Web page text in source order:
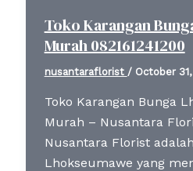
Toko Karangan
Murah 082161241200
nusantaraflorist / October 31,
Toko Karangan Bunga
Murah – Nusantara
Nusantara Florist
Lhokseumawe yang